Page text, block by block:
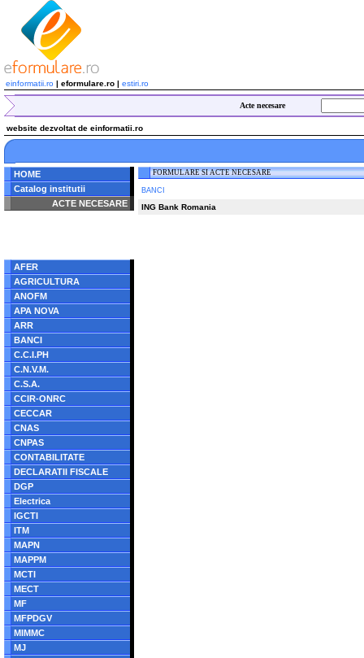
einformatii.ro | eformulare.ro | estiri.ro
Acte necesare
website dezvoltat de einformatii.ro
HOME
Catalog institutii
ACTE NECESARE
AFER
AGRICULTURA
ANOFM
APA NOVA
ARR
BANCI
C.C.I.PH
C.N.V.M.
C.S.A.
CCIR-ONRC
CECCAR
CNAS
CNPAS
CONTABILITATE
DECLARATII FISCALE
DGP
Electrica
IGCTI
ITM
MAPN
MAPPM
MCTI
MECT
MF
MFPDGV
MIMMC
MJ
FORMULARE SI ACTE NECESARE
BANCI
ING Bank Romania